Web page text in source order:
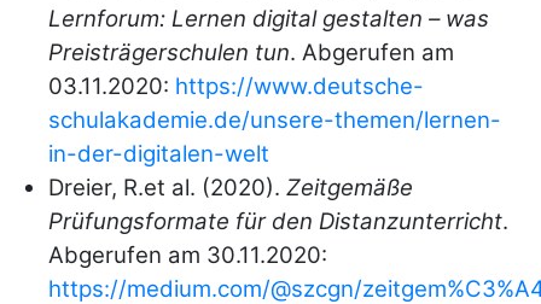
Lernforum: Lernen digital gestalten – was
Preisträgerschulen tun. Abgerufen am
03.11.2020: https://www.deutsche-
schulakademie.de/unsere-themen/lernen-
in-der-digitalen-welt
Dreier, R.et al. (2020). Zeitgemäße
Prüfungsformate für den Distanzunterricht.
Abgerufen am 30.11.2020:
https://medium.com/@szcgn/